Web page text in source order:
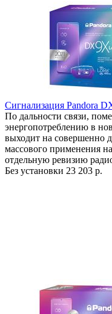
Сигнализация Pandora
По дальности связи,
энергопотреблению в
выходит на совершенно
массового применения
отдельную ревизию
Без установки 23 203 р.